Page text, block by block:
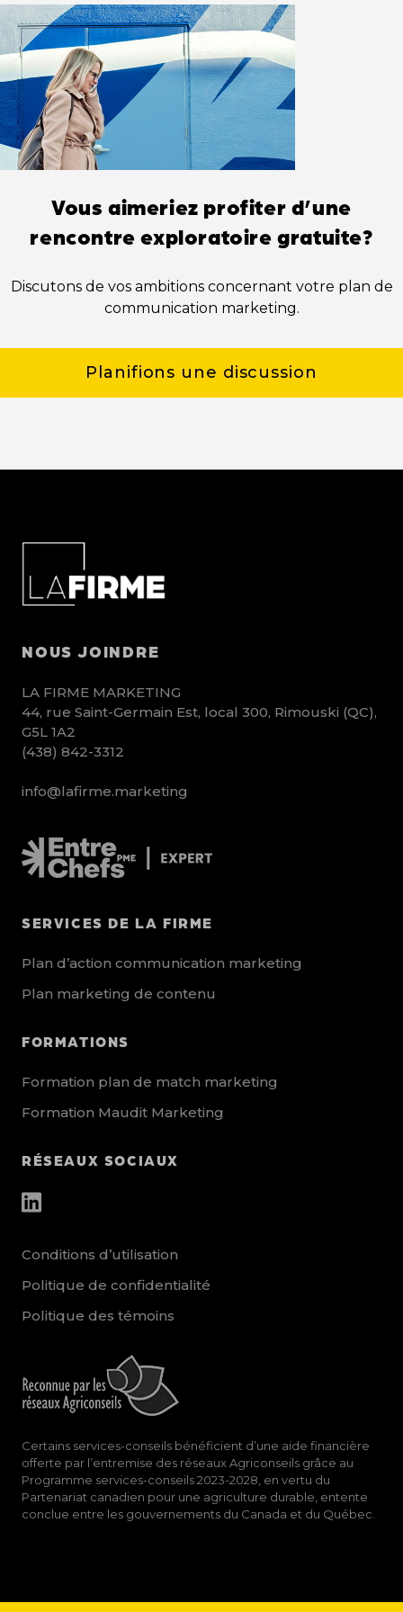
Vous aimeriez profiter d’une
rencontre exploratoire gratuite?
Discutons de vos ambitions concernant votre plan de
communication marketing.
Planifions une discussion
NOUS JOINDRE
LA FIRME MARKETING
44, rue Saint-Germain Est, local 300, Rimouski (QC),
G5L 1A2
(438) 842-3312
info@lafirme.marketing
SERVICES DE LA FIRME
Plan d’action communication marketing
Plan marketing de contenu
FORMATIONS
Formation plan de match marketing
Formation Maudit Marketing
RÉSEAUX SOCIAUX
other_social_urls
Conditions d’utilisation
Politique de confidentialité
Politique des témoins
Certains services-conseils bénéficient d’une aide financière
offerte par l’entremise des réseaux Agriconseils grâce au
Programme services-conseils 2023-2028, en vertu du
Partenariat canadien pour une agriculture durable, entente
conclue entre les gouvernements du Canada et du Québec.